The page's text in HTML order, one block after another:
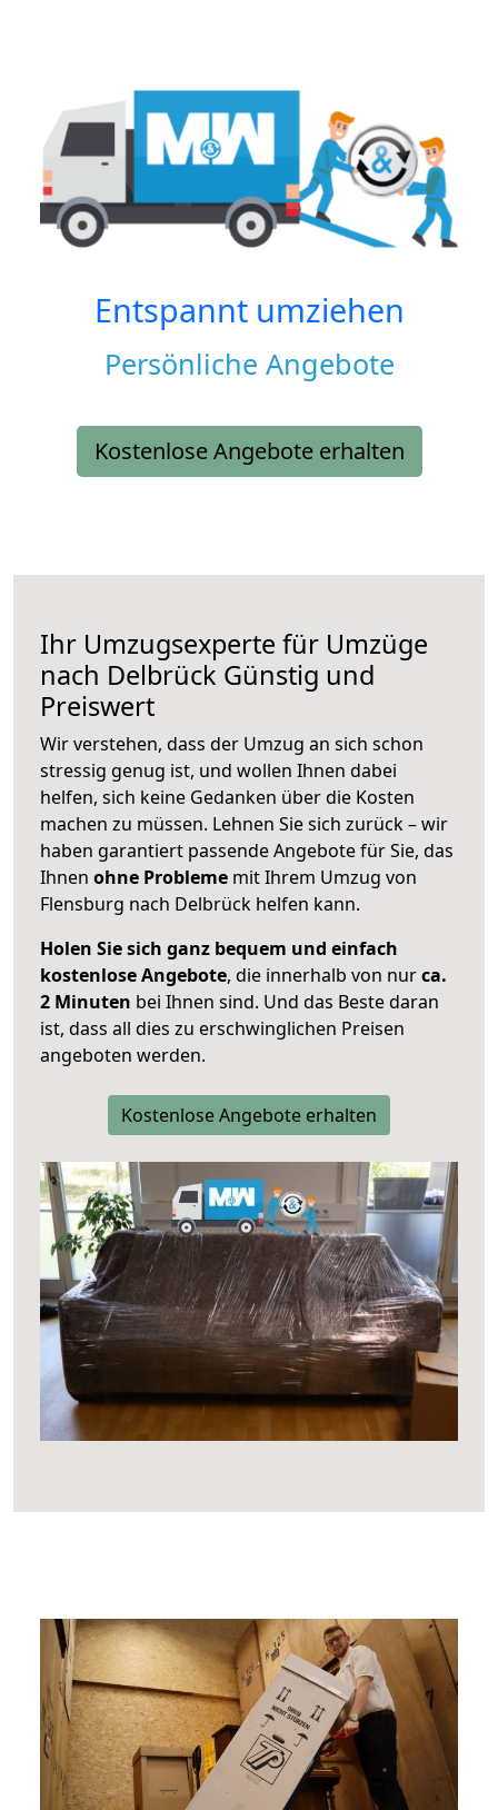
Entspannt umziehen
Persönliche Angebote
Kostenlose Angebote erhalten
Ihr Umzugsexperte für Umzüge
nach Delbrück Günstig und
Preiswert
Wir verstehen, dass der Umzug an sich schon
stressig genug ist, und wollen Ihnen dabei
helfen, sich keine Gedanken über die Kosten
machen zu müssen. Lehnen Sie sich zurück – wir
haben garantiert passende Angebote für Sie, das
Ihnen ohne Probleme mit Ihrem Umzug von
Flensburg nach Delbrück helfen kann.
Holen Sie sich ganz bequem und einfach
kostenlose Angebote, die innerhalb von nurca.
2 Minuten bei Ihnen sind. Und das Beste daran
ist, dass all dies zu erschwinglichen Preisen
angeboten werden.
Kostenlose Angebote erhalten